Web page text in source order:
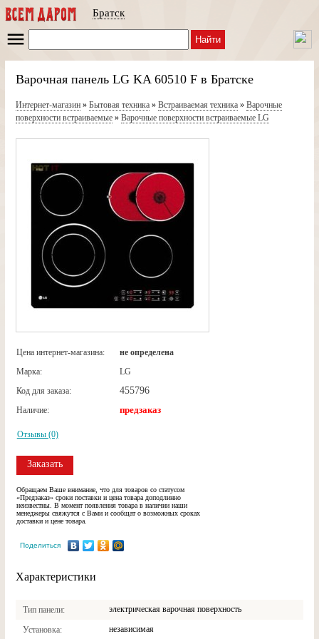
Братск
Найти
Варочная панель LG KA 60510 F в Братске
Интернет-магазин» Бытовая техника» Встраиваемая техника» Варочные
поверхности встраиваемые» Варочные поверхности встраиваемые LG
Цена интернет-магазина:
не определена
Марка:
LG
Код для заказа:
455796
Наличие: предзаказ
Отзывы (0)
Заказать
Обращаем Ваше внимание, что для товаров со статусом
«Предзаказ» сроки поставки и цена товара доподлинно
неизвестны. В момент появления товара в наличии наши
менеджеры свяжутся с Вами и сообщат о возможных сроках
доставки и цене товара.
Поделиться
Характеристики
Тип панели электрическая варочная поверхность
Установка независимая